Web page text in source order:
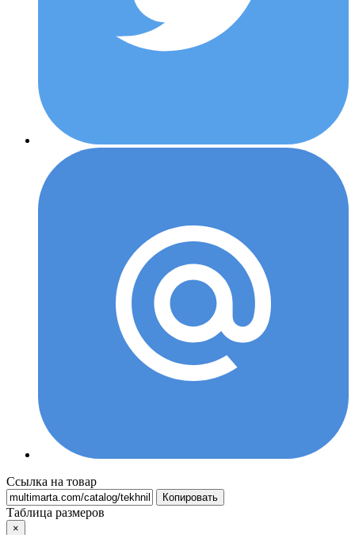
Ссылка на товар
Копировать
Таблица размеров
×